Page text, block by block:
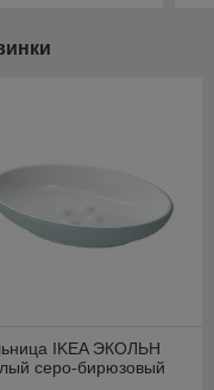
IKEA ЭКОЛЬН
серо-бирюзовый